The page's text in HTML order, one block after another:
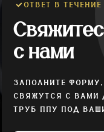
ОТВЕТ В
с нами
ЗАПОЛНИТЕ
СВЯЖУТСЯ С ВАМИ
ТРУБ ППУ ПОД